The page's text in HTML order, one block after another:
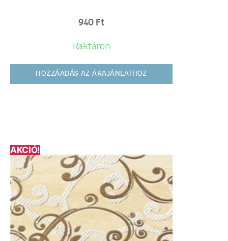
940 Ft
Raktáron
HOZZÁADÁS AZ ÁRAJÁNLATHOZ
AKCIÓ!